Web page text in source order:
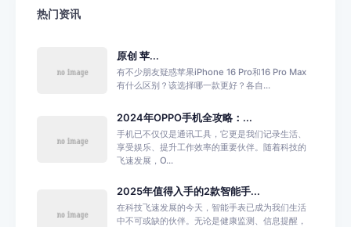
热门资讯
原创 苹...
有不少朋友疑惑苹果iPhone 16 Pro和16 Pro Max
有什么区别？该选择哪一款更好？各自...
2024年OPPO手机全攻略：...
手机已不仅仅是通讯工具，它更是我们记录生活、
享受娱乐、提升工作效率的重要伙伴。随着科技的
飞速发展，O...
2025年值得入手的2款智能手...
在科技飞速发展的今天，智能手表已成为我们生活
中不可或缺的伙伴。无论是健康监测、信息提醒，